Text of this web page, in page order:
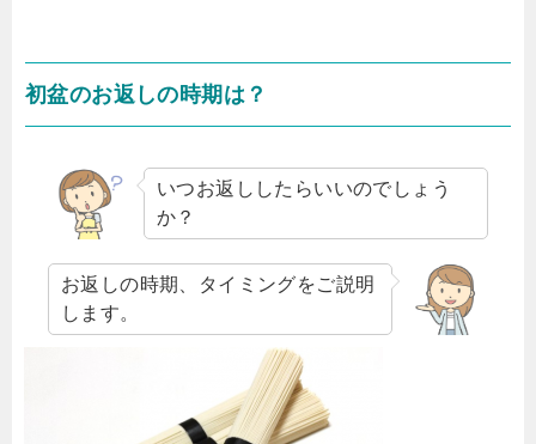
初盆のお返しの時期は？
いつお返ししたらいいのでしょう
か？
お返しの時期、タイミングをご説明
します。